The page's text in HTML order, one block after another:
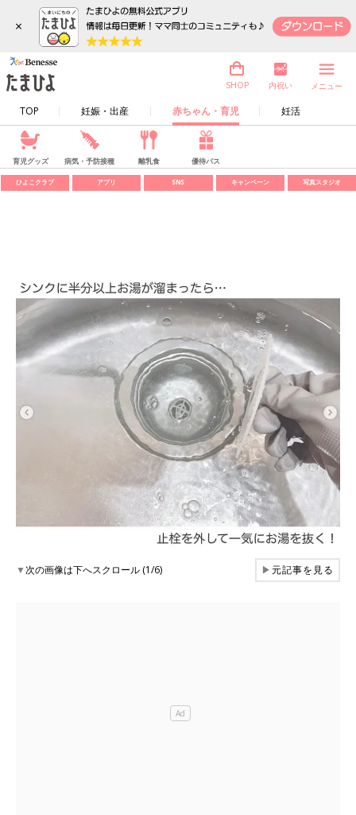
×
TOP 妊娠・出産 赤ちゃん・育児 妊活
SHOP 内祝い メニュー
育児グッズ 病気・予防接種 離乳食 優待パス
ひよこクラブ アプリ SNS キャンペーン 写真スタジオ
▼次の画像は下へスクロール (1/6) ▶元記事を見る